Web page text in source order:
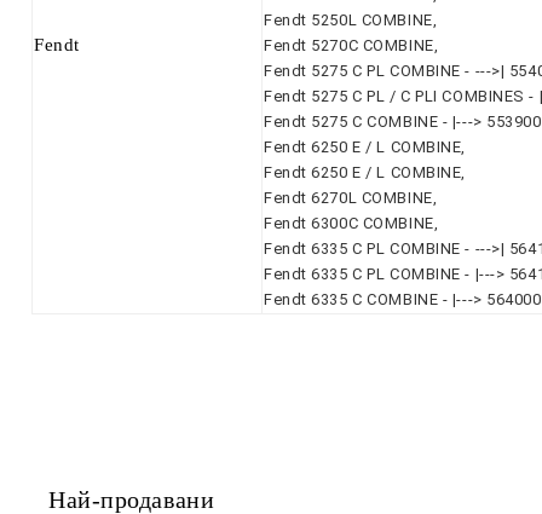
Fendt
Fendt 5250L COMBINE,
Fendt 5270C COMBINE,
Fendt 5275 C PL COMBINE - --->|
Fendt 5275 C PL / C PLI COMBINES
Fendt 5275 C COMBINE - |--->
Fendt 6250 E / L COMBINE,
Fendt 6250 E / L COMBINE,
Fendt 6270L COMBINE,
Fendt 6300C COMBINE,
Fendt 6335 C PL COMBINE - --->|
Fendt 6335 C PL COMBINE - |--->
Fendt 6335 C COMBINE - |--->
Най-продавани